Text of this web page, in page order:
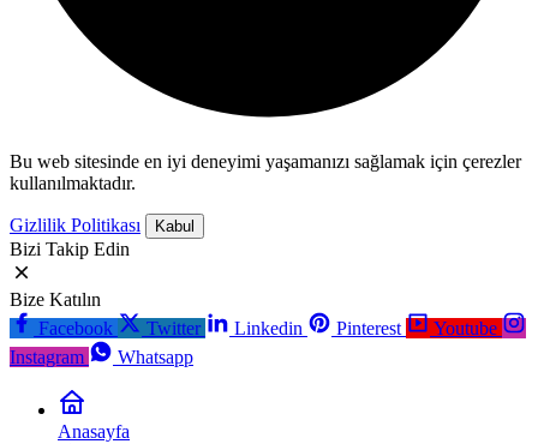
Bu web sitesinde en iyi deneyimi yaşamanızı sağlamak için çerezler
kullanılmaktadır.
Gizlilik Politikası Kabul
Bizi Takip Edin
Bize Katılın
Facebook
Twitter Linkedin Pinterest
Youtube
Instagram
Whatsapp
Anasayfa